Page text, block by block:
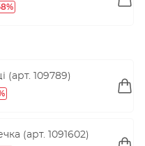
(арт. 109789)
(арт. 1091602)